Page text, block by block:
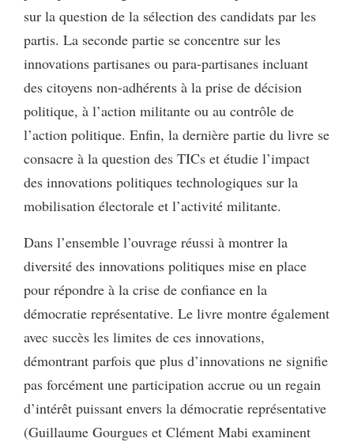
sur la question de la sélection des candidats par les
partis. La seconde partie se concentre sur les
innovations partisanes ou para-partisanes incluant
des citoyens non-adhérents à la prise de décision
politique, à l’action militante ou au contrôle de
l’action politique. Enfin, la dernière partie du livre se
consacre à la question des TICs et étudie l’impact
des innovations politiques technologiques sur la
mobilisation électorale et l’activité militante.
Dans l’ensemble l’ouvrage réussi à montrer la
diversité des innovations politiques mise en place
pour répondre à la crise de confiance en la
démocratie représentative. Le livre montre également
avec succès les limites de ces innovations,
démontrant parfois que plus d’innovations ne signifie
pas forcément une participation accrue ou un regain
d’intérêt puissant envers la démocratie représentative
(Guillaume Gourgues et Clément Mabi examinent